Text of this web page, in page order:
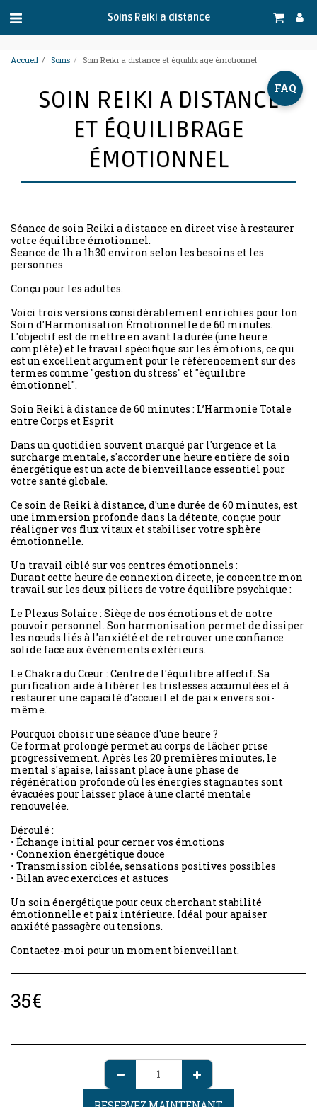
FAQ
Soins Reiki a distance
Accueil Soins Soin Reiki a distance et équilibrage émotionnel
SOIN REIKI A DISTANCE
ET ÉQUILIBRAGE
ÉMOTIONNEL
Séance de soin Reiki a distance en direct vise à restaurer
votre équilibre émotionnel.
Seance de 1h a 1h30 environ selon les besoins et les
personnes
Conçu pour les adultes.
Voici trois versions considérablement enrichies pour ton
Soin d'Harmonisation Émotionnelle de 60 minutes.
L'objectif est de mettre en avant la durée (une heure
complète) et le travail spécifique sur les émotions, ce qui
est un excellent argument pour le référencement sur des
termes comme "gestion du stress" et "équilibre
émotionnel".
Soin Reiki à distance de 60 minutes : L’Harmonie Totale
entre Corps et Esprit
Dans un quotidien souvent marqué par l'urgence et la
surcharge mentale, s'accorder une heure entière de soin
énergétique est un acte de bienveillance essentiel pour
votre santé globale.
Ce soin de Reiki à distance, d'une durée de 60 minutes, est
une immersion profonde dans la détente, conçue pour
réaligner vos flux vitaux et stabiliser votre sphère
émotionnelle.
Un travail ciblé sur vos centres émotionnels :
Durant cette heure de connexion directe, je concentre mon
travail sur les deux piliers de votre équilibre psychique :
Le Plexus Solaire : Siège de nos émotions et de notre
pouvoir personnel. Son harmonisation permet de dissiper
les nœuds liés à l'anxiété et de retrouver une confiance
solide face aux événements extérieurs.
Le Chakra du Cœur : Centre de l'équilibre affectif. Sa
purification aide à libérer les tristesses accumulées et à
restaurer une capacité d'accueil et de paix envers soi-
même.
Pourquoi choisir une séance d'une heure ?
Ce format prolongé permet au corps de lâcher prise
progressivement. Après les 20 premières minutes, le
mental s'apaise, laissant place à une phase de
régénération profonde où les énergies stagnantes sont
évacuées pour laisser place à une clarté mentale
renouvelée.
Déroulé :
• Échange initial pour cerner vos émotions
• Connexion énergétique douce
• Transmission ciblée, sensations positives possibles
• Bilan avec exercices et astuces
Un soin énergétique pour ceux cherchant stabilité
émotionnelle et paix intérieure. Idéal pour apaiser
anxiété passagère ou tensions.
Contactez-moi pour un moment bienveillant.
35€